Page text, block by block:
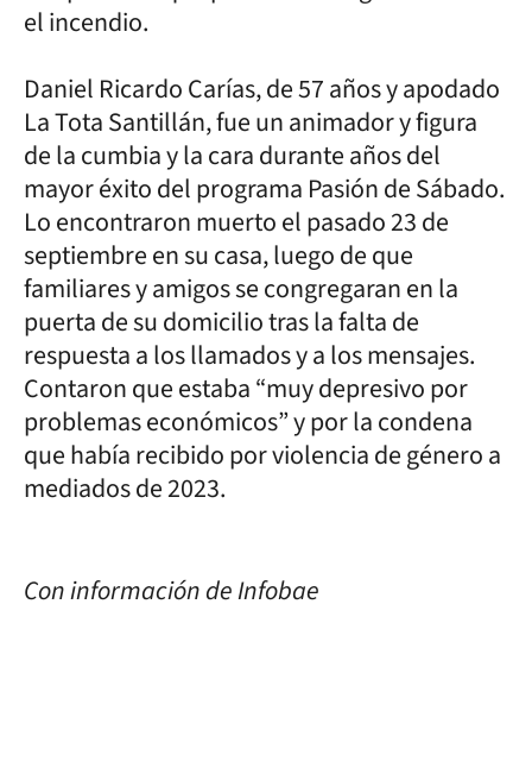
el incendio.
Daniel Ricardo Carías, de 57 años y apodado
La Tota Santillán, fue un animador y figura
de la cumbia y la cara durante años del
mayor éxito del programa Pasión de Sábado.
Lo encontraron muerto el pasado 23 de
septiembre en su casa, luego de que
familiares y amigos se congregaran en la
puerta de su domicilio tras la falta de
respuesta a los llamados y a los mensajes.
Contaron que estaba “muy depresivo por
problemas económicos” y por la condena
que había recibido por violencia de género a
mediados de 2023.
Con información de Infobae